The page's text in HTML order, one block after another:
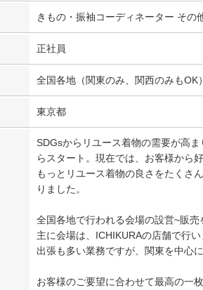
きもの・振袖コーディネーター その
正社員
全国各地（関東のみ、関西のみもOK）
東京都
SDGsからリユース着物の需要が高
らスタート。現在では、お客様から
もっとリユース着物の良さをたくさ
りました。
全国各地で行われる会場の設営~販売
主に会場は、ICHIKURAの店舗で行
出張も多い業務ですが、関東を中心
お客様のご要望に合わせて最高の一